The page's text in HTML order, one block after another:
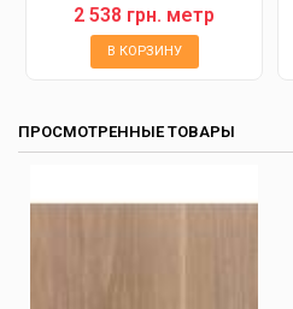
2 538 грн. метр
В КОРЗИНУ
ПРОСМОТРЕННЫЕ ТОВАРЫ